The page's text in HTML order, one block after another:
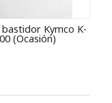
Kymco K-
(Ocasión)